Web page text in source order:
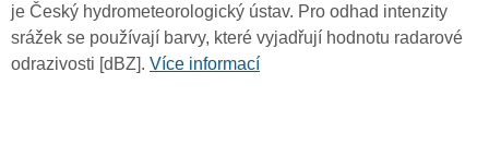
je Český hydrometeorologický ústav. Pro odhad intenzity
srážek se používají barvy, které vyjadřují hodnotu radarové
odrazivosti [dBZ]. Více informací